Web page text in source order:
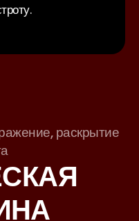
раскрытие